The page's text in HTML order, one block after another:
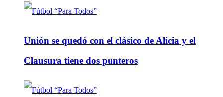
Unión se quedó con el clásico de Alicia y el
Clausura tiene dos punteros